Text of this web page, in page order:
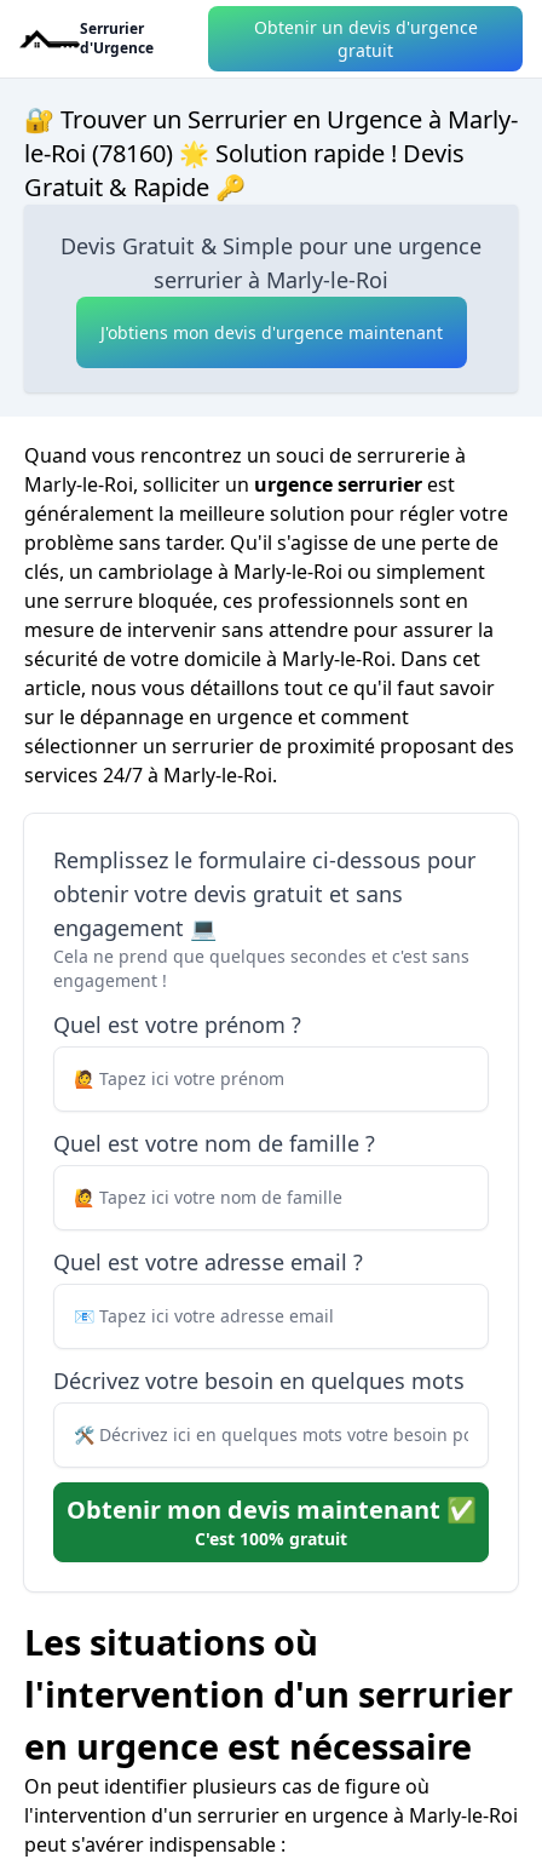
Serrurier
d'Urgence
Obtenir un devis d'urgence
gratuit
🔐 Trouver un Serrurier en Urgence à Marly-
le-Roi (78160) 🌟 Solution rapide ! Devis
Gratuit & Rapide 🔑
Devis Gratuit & Simple pour une urgence
serrurier à Marly-le-Roi
J'obtiens mon devis d'urgence maintenant
Quand vous rencontrez un souci de serrurerie à
Marly-le-Roi, solliciter un urgence serrurierest
généralement la meilleure solution pour régler votre
problème sans tarder. Qu'il s'agisse de une perte de
clés, un cambriolage à Marly-le-Roi ou simplement
une serrure bloquée, ces professionnels sont en
mesure de intervenir sans attendre pour assurer la
sécurité de votre domicile à Marly-le-Roi. Dans cet
article, nous vous détaillons tout ce qu'il faut savoir
sur le dépannage en urgence et comment
sélectionner un serrurier de proximité proposant des
services 24/7 à Marly-le-Roi.
Remplissez le formulaire ci-dessous pour
obtenir votre devis gratuit et sans
engagement 💻
Cela ne prend que quelques secondes et c'est sans
engagement !
Quel est votre prénom ?
Quel est votre nom de famille ?
Quel est votre adresse email ?
Décrivez votre besoin en quelques mots
Obtenir mon devis maintenant ✅
C'est 100% gratuit
Les situations où
l'intervention d'un serrurier
en urgence est nécessaire
On peut identifier plusieurs cas de figure où
l'intervention d'un serrurier en urgence à Marly-le-Roi
peut s'avérer indispensable :